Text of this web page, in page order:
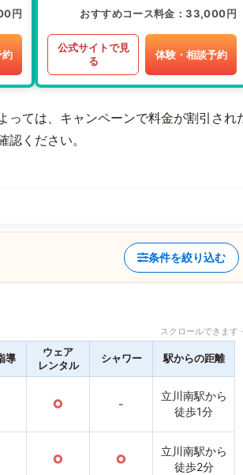
円
約
おすすめコース料金 33,000円
公式サイトで見
る
体験・相談予約
っては、キャンペーンで料金が割引され
ください。
条件を絞り込む
スクロールできま
導
ウェア
レンタル
シャワー 駅からの距離
○ -
立川南駅から
徒歩1分
○ ○
立川南駅から
徒歩2分